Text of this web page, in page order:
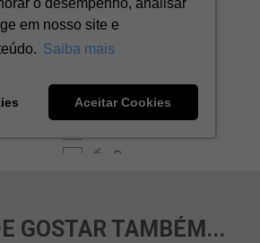
GOSTAR TAMBÉM...